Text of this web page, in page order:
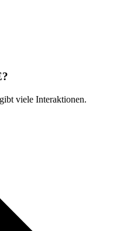
viele Interaktionen.